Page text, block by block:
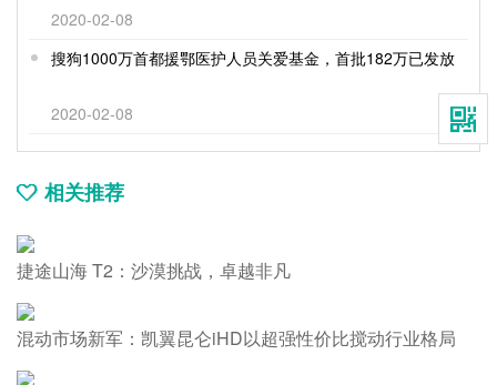
2020-02-08
搜狗1000万首都援鄂医护人员关爱基金，首批182万已发放
2020-02-08
相关推荐
捷途山海 T2：沙漠挑战，卓越非凡
混动市场新军：凯翼昆仑iHD以超强性价比搅动行业格局